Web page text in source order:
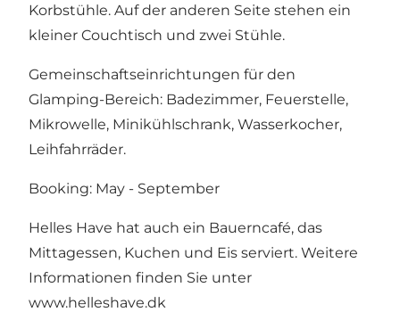
Korbstühle. Auf der anderen Seite stehen ein
kleiner Couchtisch und zwei Stühle.
Gemeinschaftseinrichtungen für den
Glamping-Bereich: Badezimmer, Feuerstelle,
Mikrowelle, Minikühlschrank, Wasserkocher,
Leihfahrräder.
Booking: May - September
Helles Have hat auch ein Bauerncafé, das
Mittagessen, Kuchen und Eis serviert. Weitere
Informationen finden Sie unter
www.helleshave.dk